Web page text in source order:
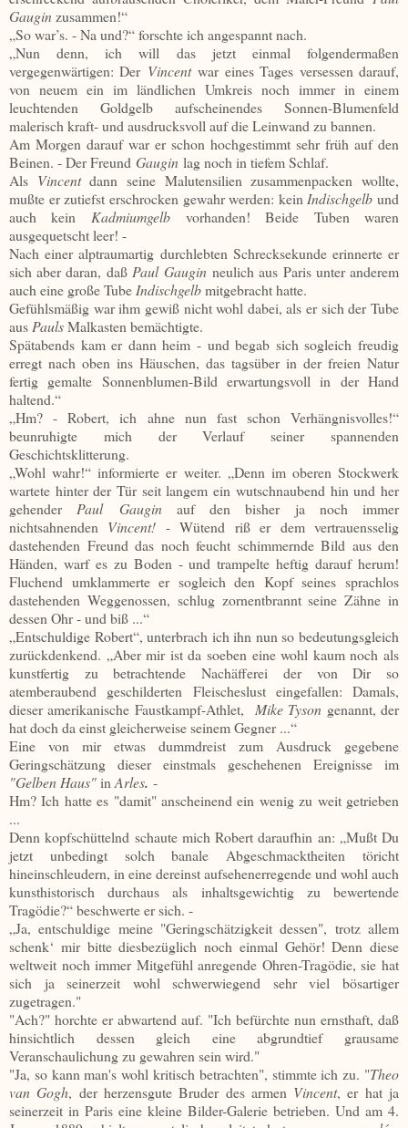
Gaugin zusammen!“
„So war’s. - Na und?“ forschte ich angespannt nach.
„Nun denn, ich will das jetzt einmal folgendermaßen
vergegenwärtigen: Der Vincentwar eines Tages versessen darauf,
von neuem ein im ländlichen Umkreis noch immer in einem
leuchtenden Goldgelb aufscheinendes Sonnen-Blumenfeld
malerisch kraft- und ausdrucksvoll auf die Leinwand zu bannen.
Am Morgen darauf war er schon hochgestimmt sehr früh auf den
Beinen. - Der Freund Gaugin lag noch in tiefem Schlaf.
Als Vincentdann seine Malutensilien zusammenpacken wollte,
mußte er zutiefst erschrocken gewahr werden: kein Indischgelb und
auch kein Kadmiumgelbvorhanden! Beide Tuben waren
ausgequetscht leer! -
Nach einer alptraumartig durchlebten Schrecksekunde erinnerte er
sich aber daran, daß Paul Gaugin neulich aus Paris unter anderem
auch eine große Tube Indischgelbmitgebracht hatte.
Gefühlsmäßig war ihm gewiß nicht wohl dabei, als er sich der Tube
aus PaulsMalkasten bemächtigte.
Spätabends kam er dann heim - und begab sich sogleich freudig
erregt nach oben ins Häuschen, das tagsüber in der freien Natur
fertig gemalte Sonnenblumen-Bild erwartungsvoll in der Hand
haltend.“
„Hm? - Robert, ich ahne nun fast schon Verhängnisvolles!“
beunruhigte mich der Verlauf seiner spannenden
Geschichtsklitterung.
„Wohl wahr!“ informierte er weiter. „Denn im oberen Stockwerk
wartete hinter der Tür seit langem ein wutschnaubend hin und her
gehender Paul Gauginauf den bisher ja noch immer
nichtsahnenden Vincent! - Wütend riß er dem vertrauensselig
dastehenden Freund das noch feucht schimmernde Bild aus den
Händen, warf es zu Boden - und trampelte heftig darauf herum!
Fluchend umklammerte er sogleich den Kopf seines sprachlos
dastehenden Weggenossen, schlug zornentbrannt seine Zähne in
dessen Ohr - und biß ...“
„Entschuldige Robert“, unterbrach ich ihn nun so bedeutungsgleich
zurückdenkend. „Aber mir ist da soeben eine wohl kaum noch als
kunstfertig zu betrachtende Nachäfferei der von Dir so
atemberaubend geschilderten Fleischeslust eingefallen: Damals,
dieser amerikanische Faustkampf-Athlet, Mike Tyson genannt, der
hat doch da einst gleicherweise seinem Gegner ...“
Eine von mir etwas dummdreist zum Ausdruck gegebene
Geringschätzung dieser einstmals geschehenen Ereignisse im
"Gelben Haus"in Arles. -
Hm? Ich hatte es "damit" anscheinend ein wenig zu weit getrieben
...
Denn kopfschüttelnd schaute mich Robert daraufhin an: „Mußt Du
jetzt unbedingt solch banale Abgeschmacktheiten töricht
hineinschleudern, in eine dereinst aufsehenerregende und wohl auch
kunsthistorisch durchaus als inhaltsgewichtig zu bewertende
Tragödie?“ beschwerte er sich. -
„Ja, entschuldige meine "Geringschätzigkeit dessen", trotz allem
schenk‘ mir bitte diesbezüglich noch einmal Gehör! Denn diese
weltweit noch immer Mitgefühl anregende Ohren-Tragödie, sie hat
sich ja seinerzeit wohl schwerwiegend sehr viel bösartiger
zugetragen."
"Ach?" horchte er abwartend auf. "Ich befürchte nun ernsthaft, daß
hinsichtlich dessen gleich eine abgrundtief grausame
Veranschaulichung zu gewahren sein wird."
"Ja, so kann man's wohl kritisch betrachten", stimmte ich zu. "Theo
van Gogh, der herzensgute Bruder des armen Vincent, er hat ja
seinerzeit in Paris eine kleine Bilder-Galerie betrieben. Und am 4.